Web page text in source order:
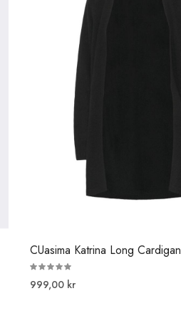
CUasima Katrina Long Cardigan
999,00 kr